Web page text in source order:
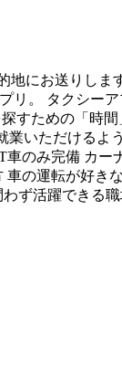
にお送りし
。 タクシー
すための「時
いただけるよ
のみ完備 カ
の運転が好き
ず活躍できる職